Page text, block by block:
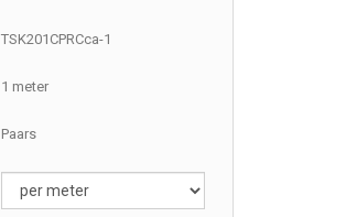
TSK201CPRCca-1
1 meter
Paars